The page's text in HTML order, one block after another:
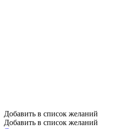
Добавить в список желаний
Добавить в список желаний